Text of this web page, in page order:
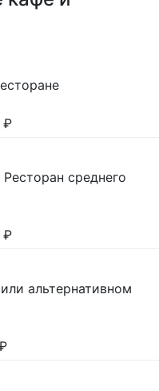
₽
среднего
₽
альтернативном